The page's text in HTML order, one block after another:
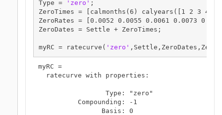
Type =
'zero' ;
ZeroTimes = [calmonths(6) calyears([1 2 3 4
ZeroRates = [0.0052 0.0055 0.0061 0.0073
ZeroDates = Settle + ZeroTimes;
myRC = ratecurve( 'zero'
myRC =
  ratecurve with properties:
                 Type: "zero"
          Compounding: -1
                Basis: 0